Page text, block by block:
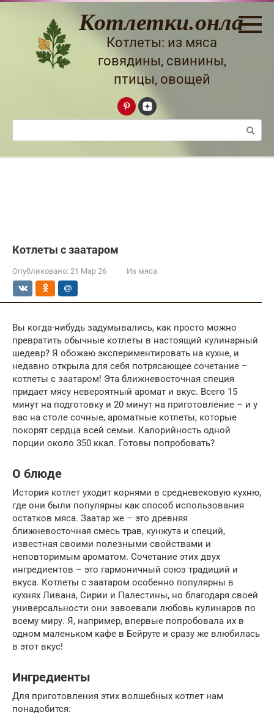
Перейти
Котлетки.онлайн
Котлеты: из мяса
говядины, свинины,
птицы, овощей
Поиск:
Котлеты с заатаром
Опубликовано: 21 Мар 26 Из мяса
Вы когда-нибудь задумывались, как просто можно
превратить обычные котлеты в настоящий кулинарный
шедевр? Я обожаю экспериментировать на кухне, и
недавно открыла для себя потрясающее сочетание –
котлеты с заатаром! Эта ближневосточная специя
придает мясу невероятный аромат и вкус. Всего 15
минут на подготовку и 20 минут на приготовление – и у
вас на столе сочные, ароматные котлеты, которые
покорят сердца всей семьи. Калорийность одной
порции около 350 ккал. Готовы попробовать?
О блюде
История котлет уходит корнями в средневековую кухню,
где они были популярны как способ использования
остатков мяса. Заатар же – это древняя
ближневосточная смесь трав, кунжута и специй,
известная своими полезными свойствами и
неповторимым ароматом. Сочетание этих двух
ингредиентов – это гармоничный союз традиций и
вкуса. Котлеты с заатаром особенно популярны в
кухнях Ливана, Сирии и Палестины, но благодаря своей
универсальности они завоевали любовь кулинаров по
всему миру. Я, например, впервые попробовала их в
одном маленьком кафе в Бейруте и сразу же влюбилась
в этот вкус!
Ингредиенты
Для приготовления этих волшебных котлет нам
понадобится: